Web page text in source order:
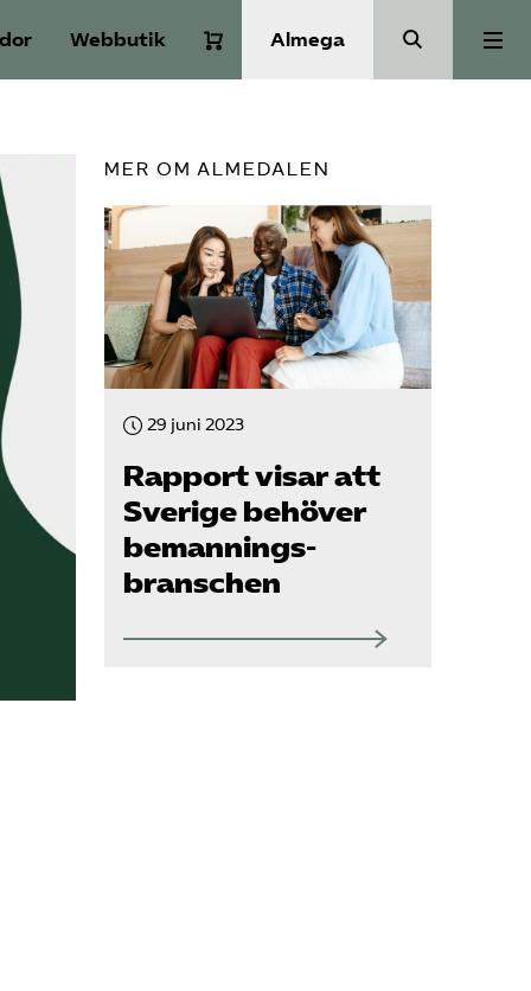
Webbutik Almega
A-Ö
Auktorisation
Medlemskap
Kurser och aktiviteter
MER OM ALMEDALEN
29 juni 2023
Rapport visar att
Sverige behöver
bemannings­
branschen